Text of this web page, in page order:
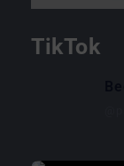
TikTok